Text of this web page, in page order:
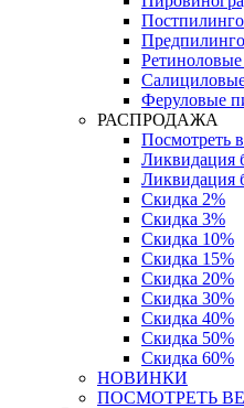
Феруловые
РАСПРОДАЖА
Посмотреть
Ликвидация
Ликвидация
Скидка 2%
Скидка 3%
Скидка 10%
Скидка 15%
Скидка 20%
Скидка 30%
Скидка 40%
Скидка 50%
Скидка 60%
НОВИНКИ
ПОСМОТРЕТЬ